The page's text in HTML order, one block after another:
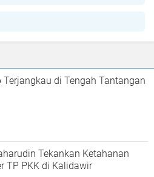
Terjangkau di Tengah Tantangan
Tekankan Ketahanan
TP PKK di Kalidawir